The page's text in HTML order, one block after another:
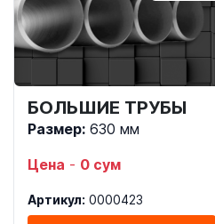
БОЛЬШИЕ ТРУБЫ
Размер: 630 мм
Цена - 0 сум
Артикул: 0000423